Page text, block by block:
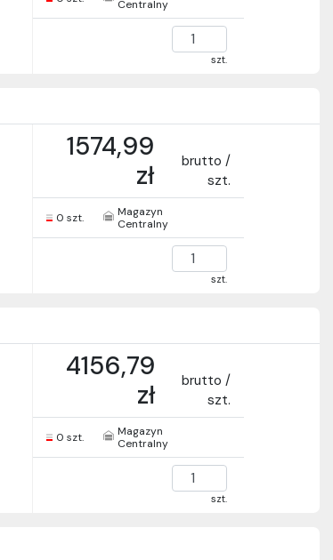
Centralny
szt.
1574,99
zł
brutto /
szt.
0 szt.
Magazyn
Centralny
szt.
4156,79
zł
brutto /
szt.
0 szt.
Magazyn
Centralny
szt.